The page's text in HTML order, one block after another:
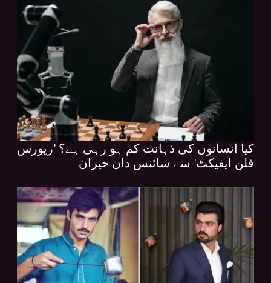
کیا انسانوں کی ذہانت کم ہو رہی ہے؟ 'ریورس
فلن ایفیکٹ' سے سائنس دان حیران